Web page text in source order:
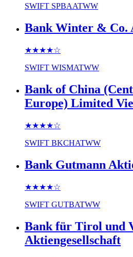
SWIFT SPBAATWW
Bank Winter & Co.
★★★★☆
SWIFT WISMATWW
Bank of China
Europe) Limited
★★★★☆
SWIFT BKCHATWW
Bank Gutmann
★★★★☆
SWIFT GUTBATWW
Bank für Tirol und
Aktiengesellschaft